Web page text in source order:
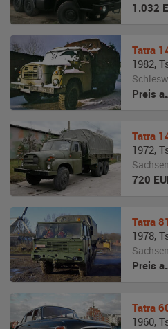
1.032
Tatra
1982,
Preis
Tatra
1972,
Sachsen
720
Tatra
1978,
Preis
Tatra
1960,